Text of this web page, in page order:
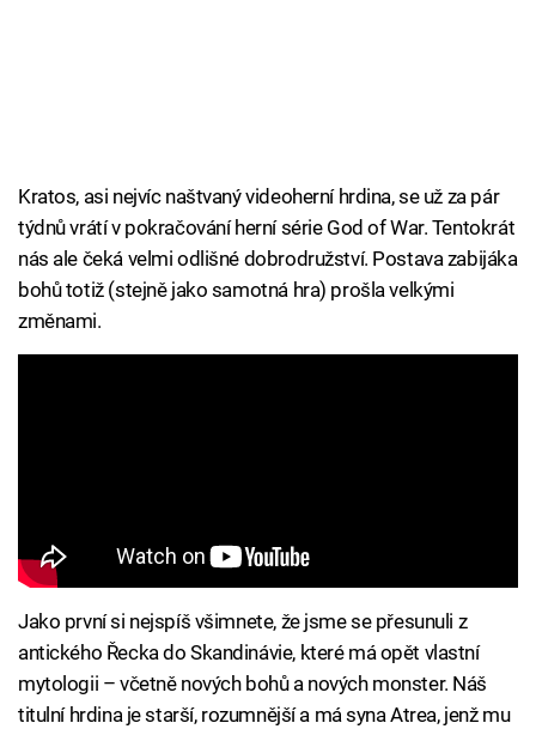
Kratos, asi nejvíc naštvaný videoherní hrdina, se už za pár
týdnů vrátí v pokračování herní série God of War. Tentokrát
nás ale čeká velmi odlišné dobrodružství. Postava zabijáka
bohů totiž (stejně jako samotná hra) prošla velkými
změnami.
Jako první si nejspíš všimnete, že jsme se přesunuli z
antického Řecka do Skandinávie, které má opět vlastní
mytologii – včetně nových bohů a nových monster. Náš
titulní hrdina je starší, rozumnější a má syna Atrea, jenž mu